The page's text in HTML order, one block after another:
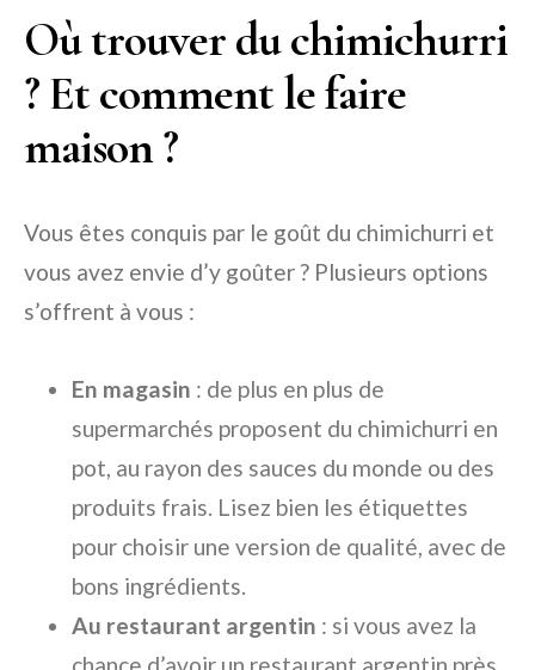
Où trouver du chimichurri
? Et comment le faire
maison ?
Vous êtes conquis par le goût du chimichurri et
vous avez envie d’y goûter ? Plusieurs options
s’offrent à vous :
En magasin : de plus en plus de
supermarchés proposent du chimichurri en
pot, au rayon des sauces du monde ou des
produits frais. Lisez bien les étiquettes
pour choisir une version de qualité, avec de
bons ingrédients.
Au restaurant argentin : si vous avez la